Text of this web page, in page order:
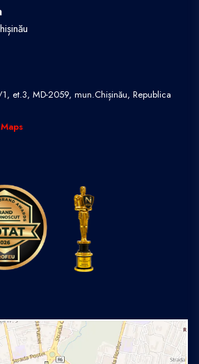
et.3, MD-2059, mun.Chișinău, Republica